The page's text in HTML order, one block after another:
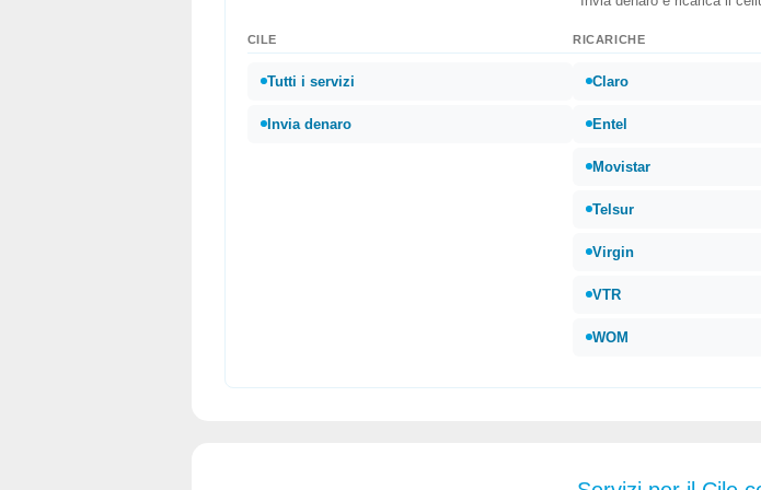
CILE
Tutti i servizi
Invia denaro
RICARICHE
Claro
Entel
Movistar
Telsur
Virgin
VTR
WOM